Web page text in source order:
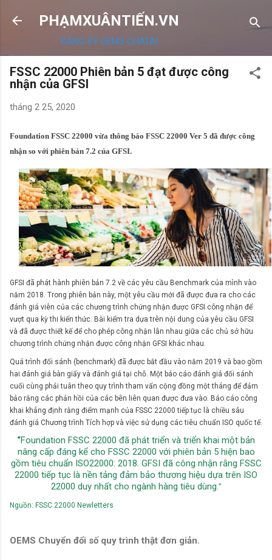
Chuyển đến nội dung chính
PHẠMXUÂNTIẾN.VN
ĐĂNG KÝ OEMS CHATAI
FSSC 22000 Phiên bản 5 đạt được công
nhận của GFSI
tháng 2 25, 2020
Foundation FSSC 22000 vừa thông báo FSSC 22000 Ver 5 đã được công
nhận so với phiên bản 7.2 của GFSI.
GFSI đã phát hành phiên bản 7.2 về các yêu cầu Benchmark của mình vào
năm 2018. Trong phiên bản này, một yêu cầu mới đã được đưa ra cho các
đánh giá viên của các chương trình chứng nhận được GFSI công nhận để
vượt qua kỳ thi kiến thức. Bài kiểm tra dựa trên nội dung của yêu cầu GFSI
và đã được thiết kế để cho phép công nhận lẫn nhau giữa các chủ sở hữu
chương trình chứng nhận được công nhận GFSI khác nhau.
Quá trình đối sánh (benchmark) đã được bắt đầu vào năm 2019 và bao gồm
hai đánh giá bàn giấy và đánh giá tại chỗ. Một báo cáo đánh giá đối sánh
cuối cùng phải tuân theo quy trình tham vấn cộng đồng một tháng để đảm
bảo rằng các phản hồi của các bên liên quan được đưa vào. Báo cáo công
khai khẳng định rằng điểm mạnh của FSSC 22000 tiếp tục là chiều sâu
đánh giá Chương trình Tích hợp và việc sử dụng các tiêu chuẩn ISO quốc tế.
“Foundation FSSC 22000 đã phát triển và triển khai một bản
nâng cấp đáng kể cho FSSC 22000 với phiên bản 5 hiện bao
gồm tiêu chuẩn ISO22000: 2018. GFSI đã công nhận rằng FSSC
22000 tiếp tục là nền tảng đảm bảo thương hiệu dựa trên ISO
22000 duy nhất cho ngành hàng tiêu dùng.”
Nguồn: FSSC 22000 Newletters
OEMS Chuyển đổi số quy trình thật đơn giản.